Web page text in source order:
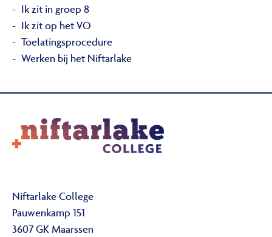
Ik zit in groep 8
Ik zit op het VO
Toelatingsprocedure
Werken bij het Niftarlake
Niftarlake College
Pauwenkamp 151
3607 GK Maarssen